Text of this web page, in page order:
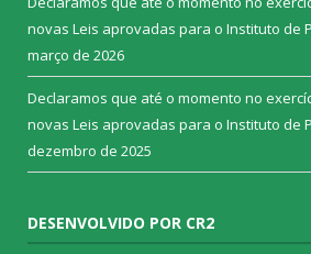
novas Leis aprovadas para o Instituto de
março de 2026
Declaramos que até o momento no
novas Leis aprovadas para o Instituto de
dezembro de 2025
DESENVOLVIDO POR CR2